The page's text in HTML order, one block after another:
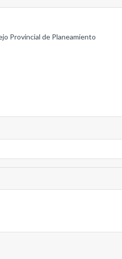
Provincial de Planeamiento